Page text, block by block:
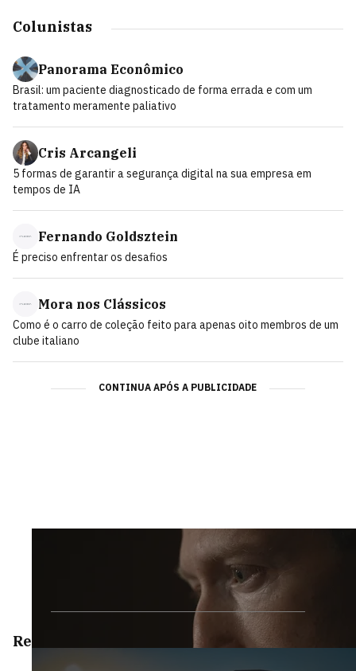
Colunistas
Panorama Econômico
Brasil: um paciente diagnosticado de forma errada e com um
tratamento meramente paliativo
Cris Arcangeli
5 formas de garantir a segurança digital na sua empresa em
tempos de IA
Fernando Goldsztein
É preciso enfrentar os desafios
Mora nos Clássicos
Como é o carro de coleção feito para apenas oito membros de um
clube italiano
CONTINUA APÓS A PUBLICIDADE
Reportagens Especiais